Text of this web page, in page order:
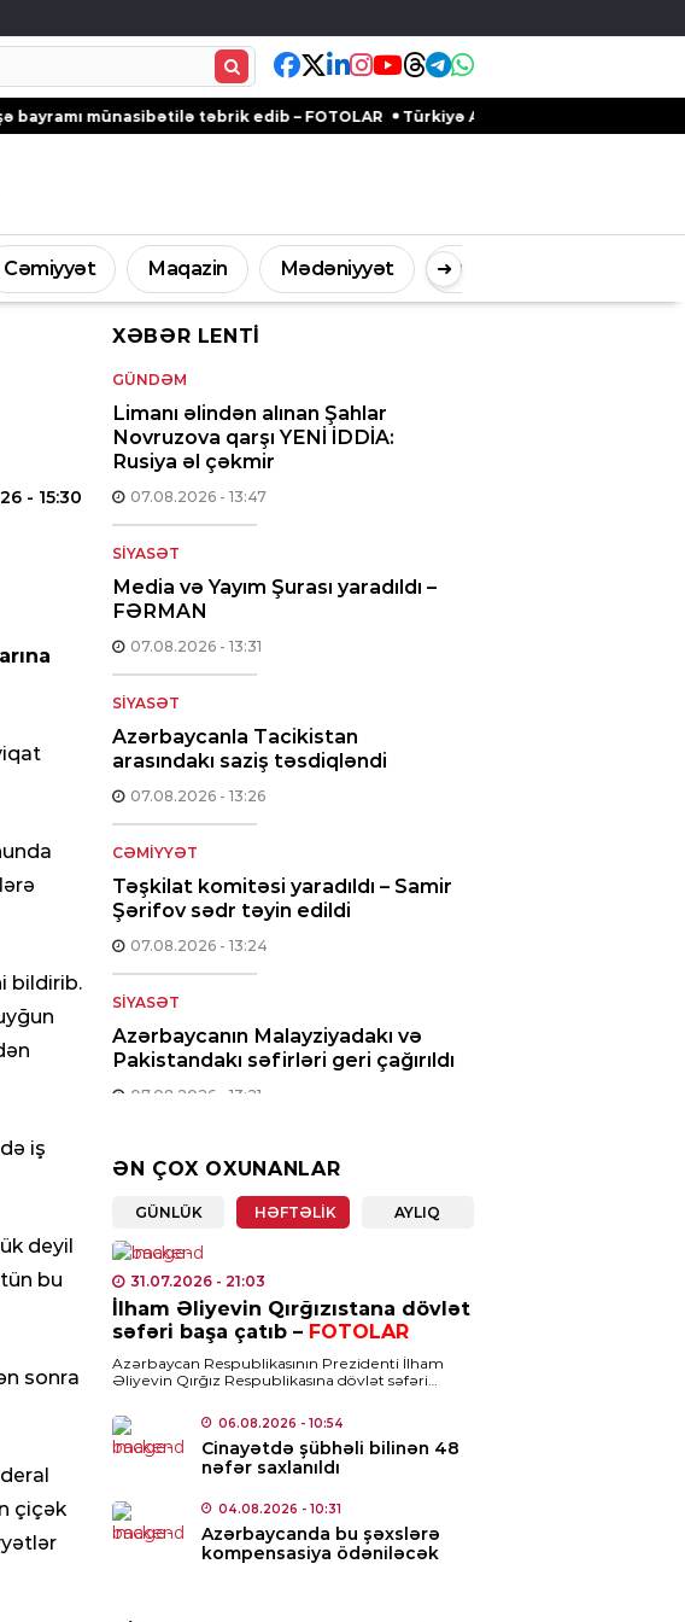
təbrik edib – FOTOLAR Türkiyə Antalyadakı bərpa olunan qədim
Cəmiyyət Maqazin Mədəniyyət Digər
➜
- 15:30
bildirib.
iş
deyil
bu
sonra
çiçək
XƏBƏR LENTI
GÜNDƏM
Limanı əlindən alınan Şahlar
Novruzova qarşı YENİ İDDİA:
Rusiya əl çəkmir
07.08.2026 - 13:47
SIYASƏT
Media və Yayım Şurası yaradıldı –
FƏRMAN
07.08.2026 - 13:31
SIYASƏT
Azərbaycanla Tacikistan
arasındakı saziş təsdiqləndi
07.08.2026 - 13:26
CƏMIYYƏT
Təşkilat komitəsi yaradıldı – Samir
Şərifov sədr təyin edildi
07.08.2026 - 13:24
SIYASƏT
Azərbaycanın Malayziyadakı və
Pakistandakı səfirləri geri çağırıldı
07.08.2026 - 13:21
Nemət Nağdəliyev səfir təyin
edildi
07.08.2026
MEDIA
Jurnalist vəsiqəsinə görə 20
manatlıq ödəniş ləğv edildi
HADISƏ
şəxs tutuldu
07.08.2026- 11:17
ƏN ÇOX OXUNANLAR
GÜNLÜK HƏFTƏLIK AYLIQ
31.07.2026 - 21:03
İlham Əliyevin Qırğızıstana dövlət
səfəri başa çatıb – FOTOLAR
Azərbaycan Respublikasının Prezidenti İlham
Əliyevin Qırğız Respublikasına dövlət səfəri
Çolpon-Ata şəhərinin İssık-Kul […]
06.08.2026 - 10:54
Cinayətdə şübhəli bilinən 48
nəfər saxlanıldı
04.08.2026 - 10:31
Azərbaycanda bu şəxslərə
kompensasiya ödəniləcək